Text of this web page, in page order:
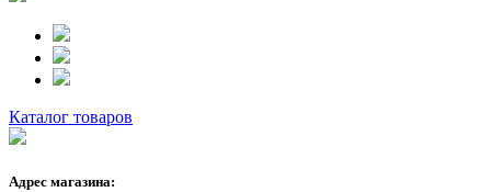
Каталог товаров
Адрес магазина: